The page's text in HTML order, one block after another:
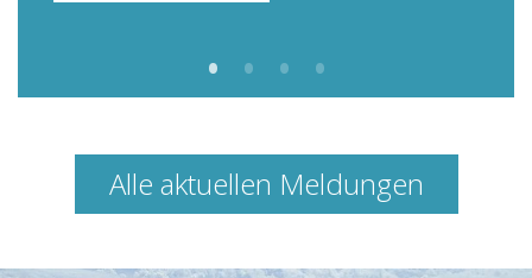
Alle aktuellen Meldungen